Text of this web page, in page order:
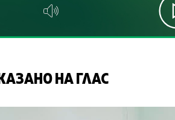
НА ГЛАС